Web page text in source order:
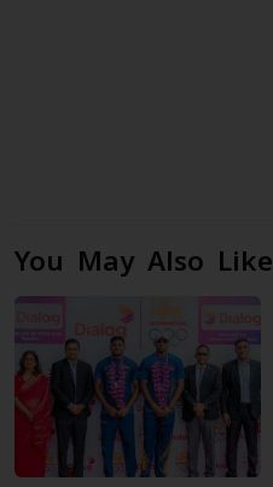
You May Also Like